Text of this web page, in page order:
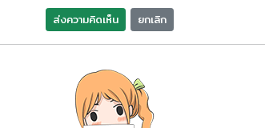
ส่งความคิดเห็น ยกเลิก